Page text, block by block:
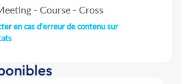
- Course - Cross
en cas d'erreur de contenu sur